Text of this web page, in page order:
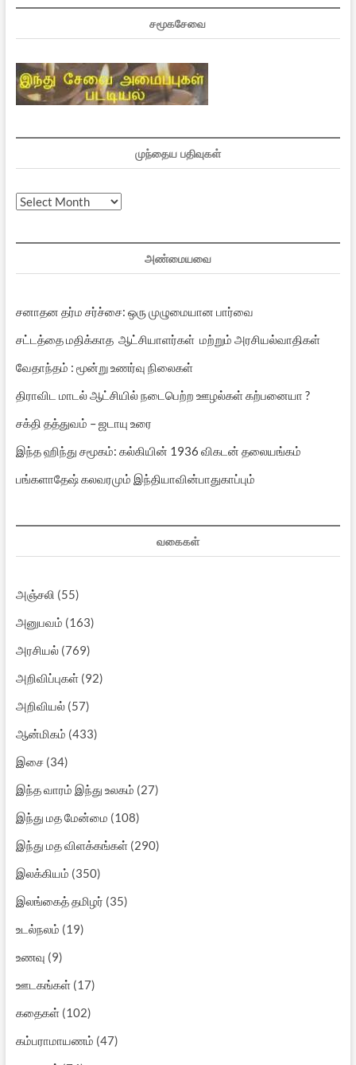
சமூகசேவை
முந்தைய பதிவுகள்
முந்தைய
அண்மையவை
சனாதன தர்ம சர்ச்சை: ஒரு முழுமையான பார்வை
சட்டத்தை மதிக்காத ஆட்சியாளர்கள் மற்றும் அரசியல்வாதிகள்
வேதாந்தம் : மூன்று உணர்வு நிலைகள்
திராவிட மாடல் ஆட்சியில் நடைபெற்ற ஊழல்கள் கற்பனையா ?
சக்தி தத்துவம் – ஜடாயு உரை
இந்த ஹிந்து சமூகம்: கல்கியின் 1936 விகடன் தலையங்கம்
பங்களாதேஷ் கலவரமும் இந்தியாவின்பாதுகாப்பும்
வகைகள்
அஞ்சலி (55)
அனுபவம் (163)
அரசியல்(769)
அறிவிப்புகள்(92)
அறிவியல்(57)
ஆன்மிகம் (433)
இசை(34)
இந்த வாரம் இந்து உலகம் (27)
இந்து மத மேன்மை (108)
இந்து மத விளக்கங்கள்(290)
இலக்கியம் (350)
இலங்கைத் தமிழர் (35)
உடல்நலம் (19)
உணவு (9)
ஊடகங்கள்(17)
கதைகள்(102)
கம்பராமாயணம் (47)